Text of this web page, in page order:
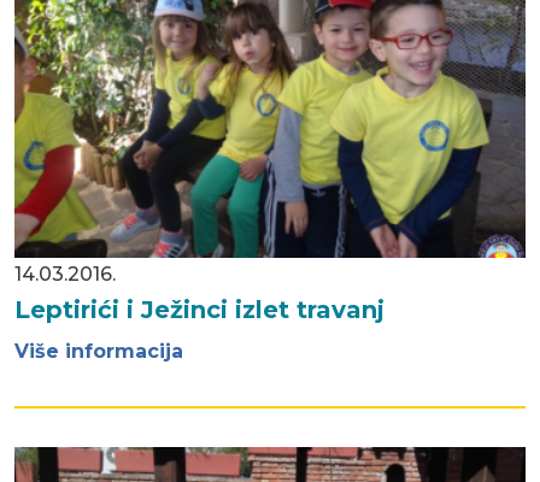
14.03.2016.
Leptirići i Ježinci izlet travanj
Više informacija